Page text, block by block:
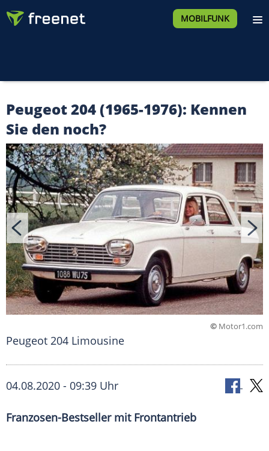
MOBILFUNK
Peugeot 204 (1965-1976): Kennen
Sie den noch?
© Motor1.com
Peugeot 204 Limousine
04.08.2020 - 09:39 Uhr
Franzosen-Bestseller mit Frontantrieb